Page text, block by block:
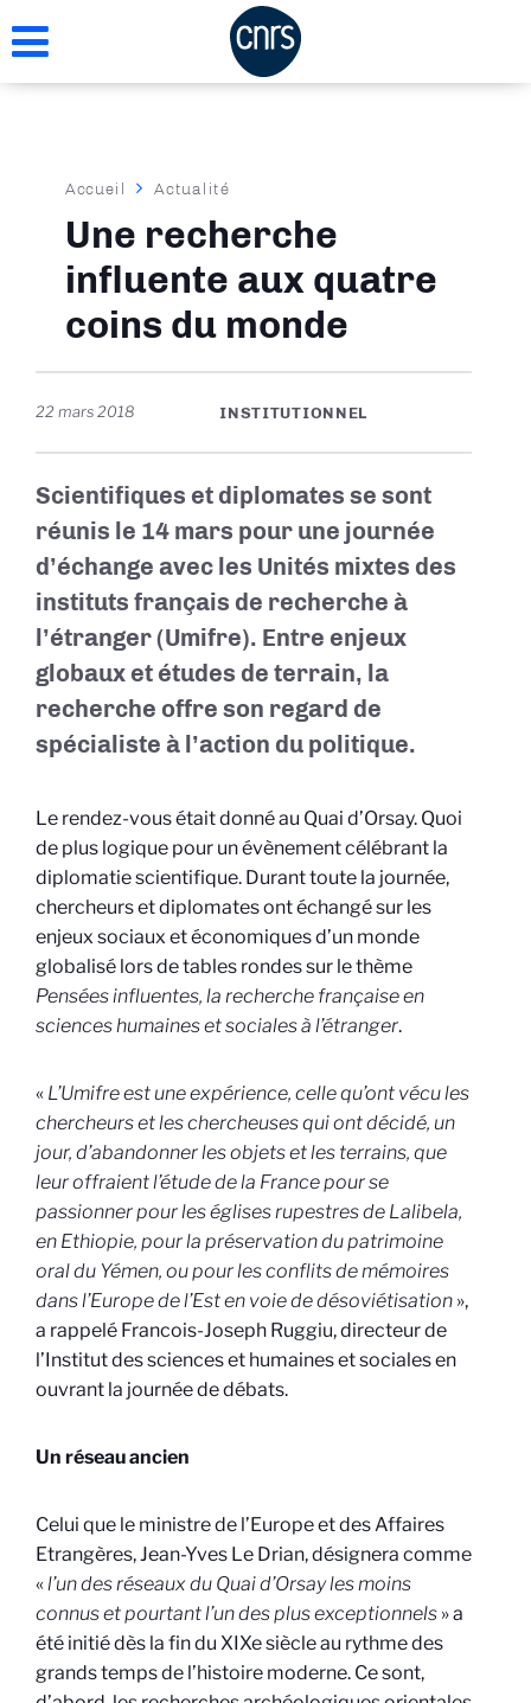
au
Fil
d'Ariane
Accueil Actualité
Une recherche
influente aux quatre
coins du monde
22 mars 2018 INSTITUTIONNEL
Scientifiques et diplomates se sont
réunis le 14 mars pour une journée
d’échange avec les Unités mixtes des
instituts français de recherche à
l’étranger (Umifre). Entre enjeux
globaux et études de terrain, la
recherche offre son regard de
spécialiste à l’action du politique.
Le rendez-vous était donné au Quai d’Orsay. Quoi
de plus logique pour un évènement célébrant la
diplomatie scientifique. Durant toute la journée,
chercheurs et diplomates ont échangé sur les
enjeux sociaux et économiques d’un monde
globalisé lors de tables rondes sur le thème
Pensées influentes, la recherche française en
sciences humaines et sociales à l’étranger.
« L’Umifre est une expérience, celle qu’ont vécu les
chercheurs et les chercheuses qui ont décidé, un
jour, d’abandonner les objets et les terrains, que
leur offraient l’étude de la France pour se
passionner pour leséglises rupestres de Lalibela,
en Ethiopie, pour la préservation du patrimoine
oral du Yémen, ou pour les conflits de mémoires
dans l’Europe de l’Est en voie de désoviétisation »,
a rappelé Francois-Joseph Ruggiu, directeur de
l’Institut des sciences et humaines et sociales en
ouvrant la journée de débats.
Un réseau ancien
Celui que le ministre de l’Europe et des Affaires
Etrangères, Jean-Yves Le Drian, désignera comme
«l’un des réseaux du Quai d’Orsay les moins
connus et pourtant l’un des plus exceptionnels » a
été initié dès la fin du XIXe siècle au rythme des
grands temps de l’histoire moderne. Ce sont,